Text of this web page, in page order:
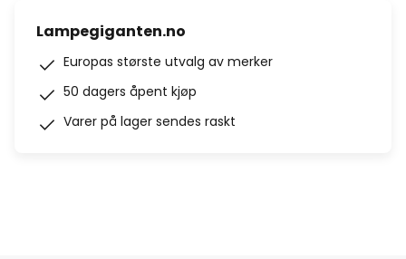
Lampegiganten.no
Europas største utvalg av merker
50 dagers åpent kjøp
Varer på lager sendes raskt